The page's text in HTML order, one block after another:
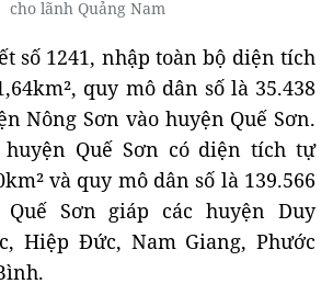
cho lãnh Quảng Nam
số 1241, nhập toàn bộ diện tích
quy mô dân số là 35.438
Nông Sơn vào huyện Quế Sơn.
Quế Sơn có diện tích tự
và quy mô dân số là 139.566
Sơn giáp các huyện Duy
Hiệp Đức, Nam Giang, Phước